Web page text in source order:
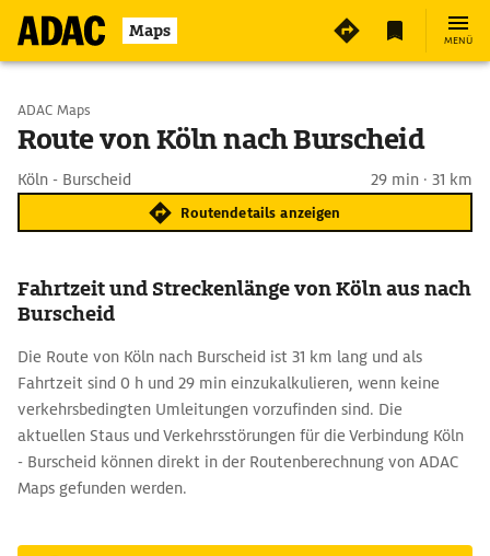
Maps MENÜ
Start wählen
ADAC Maps
Route von Köln nach Burscheid
Köln - Burscheid 29 min · 31 km
Routendetails anzeigen
Fahrtzeit und Streckenlänge von Köln aus nach
Burscheid
Die Route von Köln nach Burscheid ist 31 km lang und als
Fahrtzeit sind 0 h und 29 min einzukalkulieren, wenn keine
verkehrsbedingten Umleitungen vorzufinden sind. Die
aktuellen Staus und Verkehrsstörungen für die Verbindung Köln
- Burscheid können direkt in der Routenberechnung von ADAC
Maps gefunden werden.